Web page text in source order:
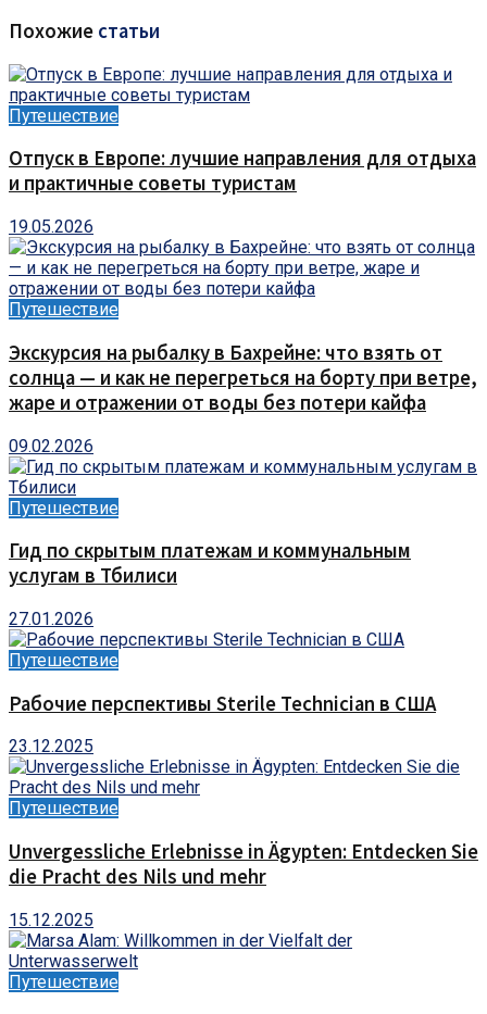
Похожие статьи
Путешествие
Отпуск в Европе: лучшие направления для отдыха
и практичные советы туристам
19.05.2026
Путешествие
Экскурсия на рыбалку в Бахрейне: что взять от
солнца — и как не перегреться на борту при ветре,
жаре и отражении от воды без потери кайфа
09.02.2026
Путешествие
Гид по скрытым платежам и коммунальным
услугам в Тбилиси
27.01.2026
Путешествие
Рабочие перспективы Sterile Technician в США
23.12.2025
Путешествие
Unvergessliche Erlebnisse in Ägypten: Entdecken Sie
die Pracht des Nils und mehr
15.12.2025
Путешествие